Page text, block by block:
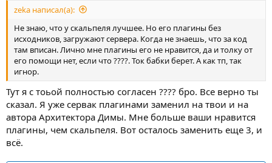
zeka написал(а):
Не знаю, что у скальпеля лучшее. Но его плагины без
исходников, загружают сервера. Когда не знаешь, что за код
там вписан. Лично мне плагины его не нравится, да и толку от
его помощи нет, если что ????. Ток бабки берет. А как тп, так
игнор.
Тут я с тоьой полностью согласен ???? бро. Все верно ты
сказал. Я уже сервак плагинами заменил на твои и на
автора Архитектора Димы. Мне больше ваши нравится
плагины, чем скальпеля. Вот осталось заменить еще 3, и
всё.